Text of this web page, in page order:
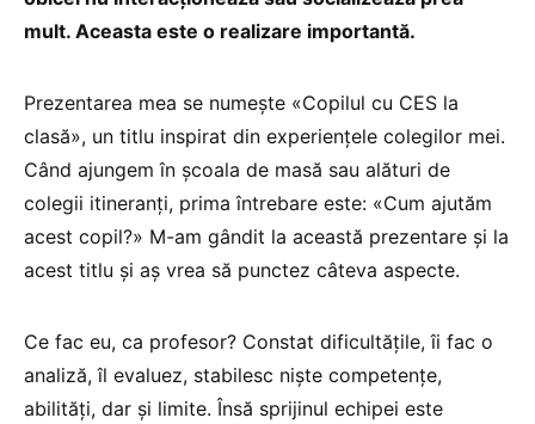
mult. Aceasta este o realizare importantă.
Prezentarea mea se numește «Copilul cu CES la
clasă», un titlu inspirat din experiențele colegilor mei.
Când ajungem în școala de masă sau alături de
colegii itineranți, prima întrebare este: «Cum ajutăm
acest copil?» M-am gândit la această prezentare și la
acest titlu și aș vrea să punctez câteva aspecte.
Ce fac eu, ca profesor? Constat dificultățile, îi fac o
analiză, îl evaluez, stabilesc niște competențe,
abilități, dar și limite. Însă sprijinul echipei este